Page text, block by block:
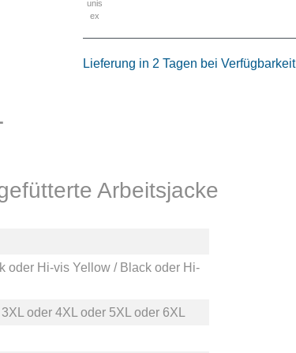
unis
ex
Lieferung in 2 Tagen bei Verfügbarkeit
Arbeitsjacke
oder Hi-vis Yellow / Blackoder Hi-
3XL oder 4XL oder 5XL oder 6XL